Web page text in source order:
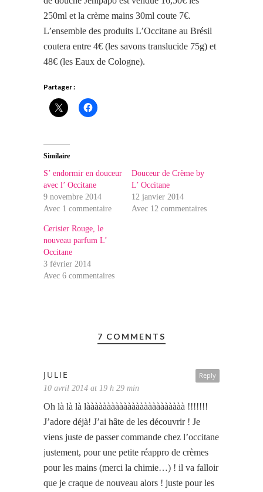
250ml et la crème mains 30ml coute 7€.
L’ensemble des produits L’Occitane au Brésil
coutera entre 4€ (les savons translucide 75g) et
48€ (les Eaux de Cologne).
Partager :
Similaire
S’ endormir en douceur
avec l’ Occitane
9 novembre 2014
Avec 1 commentaire
Douceur de Crème by
L’ Occitane
12 janvier 2014
Avec 12 commentaires
Cerisier Rouge, le
nouveau parfum L’
Occitane
3 février 2014
Avec 6 commentaires
7 COMMENTS
Reply
JULIE
10 avril 2014 at 19 h 29 min
Oh là là là làààààààààààààààààààààààà !!!!!!!
J’adore déjà! J’ai hâte de les découvrir ! Je
viens juste de passer commande chez l’occitane
justement, pour une petite réappro de crèmes
pour les mains (merci la chimie…) ! il va falloir
que je craque de nouveau alors ! juste pour les